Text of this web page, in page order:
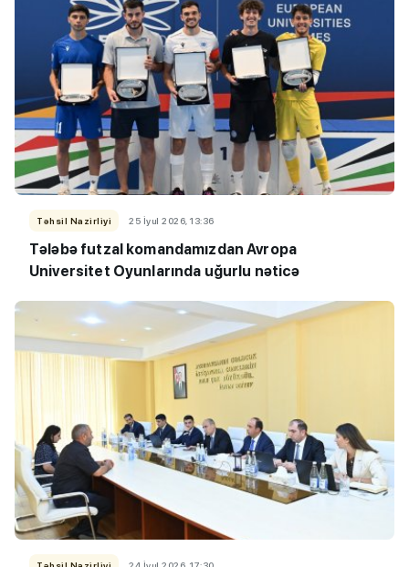
Təhsil Nazirliyi 25 İyul 2026, 13:36
Tələbə futzal komandamızdan Avropa
Universitet Oyunlarında uğurlu nəticə